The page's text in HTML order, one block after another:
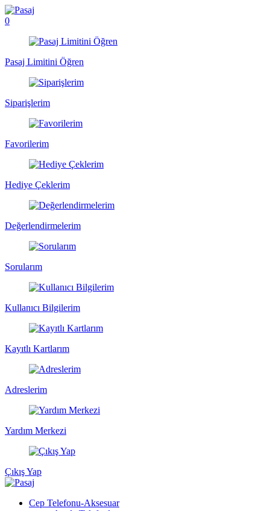
0
Pasaj Limitini Öğren
Siparişlerim
Favorilerim
Hediye Çeklerim
Değerlendirmelerim
Sorularım
Kullanıcı Bilgilerim
Kayıtlı Kartlarım
Adreslerim
Yardım Merkezi
Çıkış Yap
Cep Telefonu-Aksesuar